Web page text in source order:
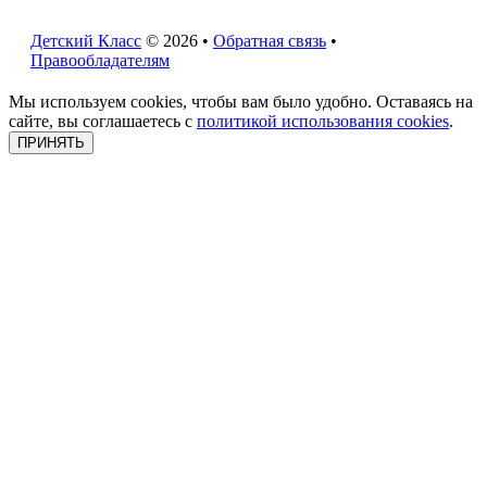
Детский Класс © 2026 • Обратная связь •
Правообладателям
Мы используем cookies, чтобы вам было удобно. Оставаясь на
сайте, вы соглашаетесь с политикой использования cookies.
ПРИНЯТЬ